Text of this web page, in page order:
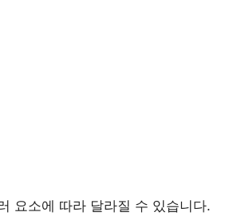
요소에 따라 달라질 수 있습니다.